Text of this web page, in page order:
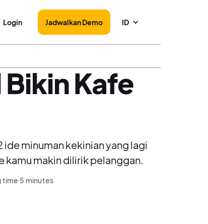
Login Jadwalkan Demo ID
Kafe
ide minuman kekinian yang lagi
kamu makin dilirik pelanggan.
time 5 minutes